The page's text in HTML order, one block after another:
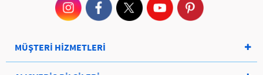
MÜŞTERİ HİZMETLERİ